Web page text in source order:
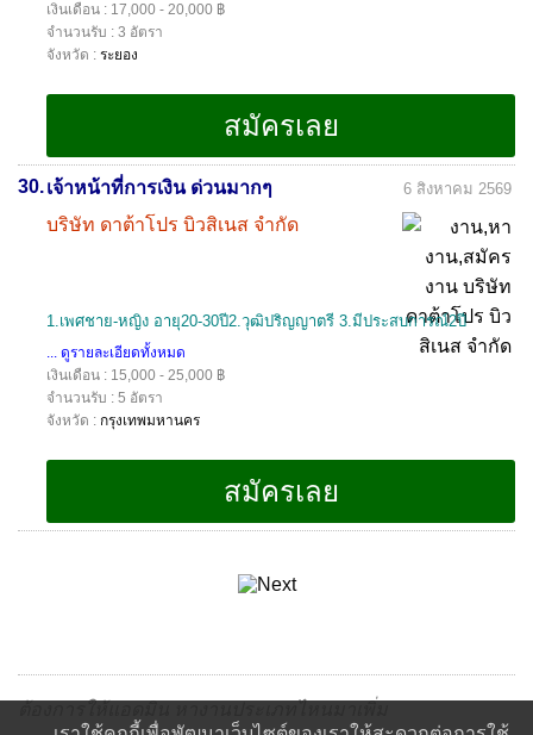
เงินเดือน : 17,000 - 20,000 ฿
จำนวนรับ : 3 อัตรา
จังหวัด : ระยอง
30.เจ้าหน้าที่การเงิน ด่วนมากๆ
บริษัท ดาต้าโปร บิวสิเนส จำกัด
6 สิงหาคม 2569
1.เพศชาย-หญิง อายุ20-30ปี2.วุฒิปริญญาตรี 3.มีประสบการณ์2ปี
... ดูรายละเอียดทั้งหมด
เงินเดือน : 15,000 - 25,000 ฿
จำนวนรับ : 5 อัตรา
จังหวัด : กรุงเทพมหานคร